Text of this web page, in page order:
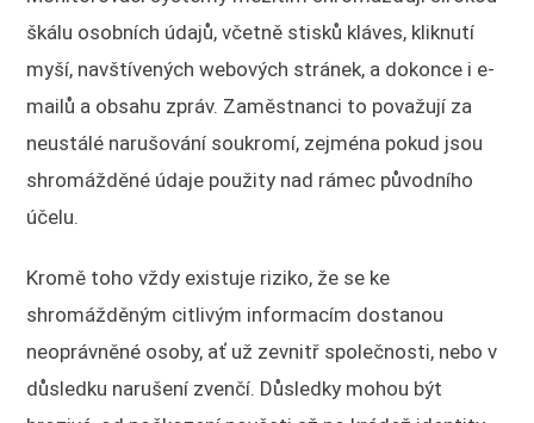
škálu osobních údajů, včetně stisků kláves, kliknutí
myší, navštívených webových stránek, a dokonce i e-
mailů a obsahu zpráv. Zaměstnanci to považují za
neustálé narušování soukromí, zejména pokud jsou
shromážděné údaje použity nad rámec původního
účelu.
Kromě toho vždy existuje riziko, že se ke
shromážděným citlivým informacím dostanou
neoprávněné osoby, ať už zevnitř společnosti, nebo v
důsledku narušení zvenčí. Důsledky mohou být